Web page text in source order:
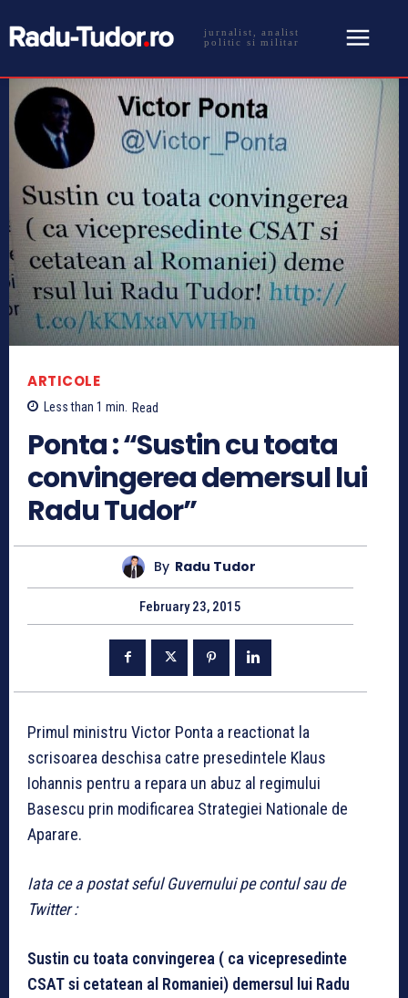
jurnalist, analist
politic si militar
ARTICOLE
Less than 1 min. Read
Ponta : “Sustin cu toata
convingerea demersul lui
Radu Tudor”
By Radu Tudor
February 23, 2015
Primul ministru Victor Ponta a reactionat la
scrisoarea deschisa catre presedintele Klaus
Iohannis pentru a repara un abuz al regimului
Basescu prin modificarea Strategiei Nationale de
Aparare.
Iata ce a postat seful Guvernului pe contul sau de
Twitter :
Sustin cu toata convingerea ( ca vicepresedinte
CSAT si cetatean al Romaniei) demersul lui Radu